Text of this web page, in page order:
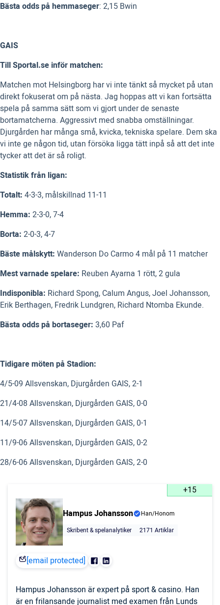
Bästa odds på hemmaseger: 2,15 Bwin
GAIS
Till Sportal.se inför matchen:
Matchen mot Helsingborg har vi inte tänkt så mycket på utan
direkt fokuserat om på nästa. Jag hoppas att vi kan fortsätta
spela på samma sätt som vi gjort under de senaste
bortamatcherna. Aggressivt med snabba omställningar.
Djurgården har många små, kvicka, tekniska spelare. Dem ska
vi inte ge någon tid, utan försöka ligga tätt inpå så att det inte
tycker att det är så roligt.
Statistik från ligan:
Totalt: 4-3-3, målskillnad 11-11
Hemma: 2-3-0, 7-4
Borta: 2-0-3, 4-7
Bäste målskytt: Wanderson Do Carmo 4 mål på 11 matcher
Mest varnade spelare: Reuben Ayarna 1 rött, 2 gula
Indisponibla: Richard Spong, Calum Angus, Joel Johansson,
Erik Berthagen, Fredrik Lundgren, Richard Ntomba Ekunde.
Bästa odds på bortaseger: 3,60 Paf
Tidigare möten på Stadion:
4/5-09 Allsvenskan, Djurgården GAIS, 2-1
21/4-08 Allsvenskan, Djurgården GAIS, 0-0
14/5-07 Allsvenskan, Djurgården GAIS, 0-1
11/9-06 Allsvenskan, Djurgården GAIS, 0-2
28/6-06 Allsvenskan, Djurgården GAIS, 2-0
+15
Hampus Johansson
Han/Honom
Skribent & spelanalytiker
2171 Artiklar
[email protected]
Hampus Johansson är expert på sport & casino. Han
är en frilansande journalist med examen från Lunds